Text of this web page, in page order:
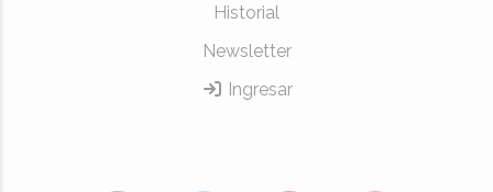
Historial
Newsletter
Ingresar